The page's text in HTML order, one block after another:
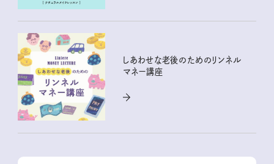
しあわせな老後のためのリンネル
マネー講座